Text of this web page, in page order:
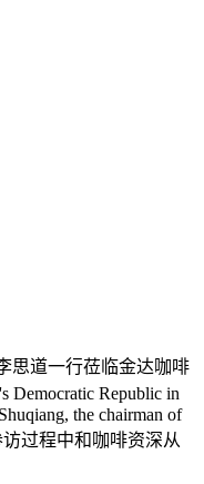
思道一行莅临金达咖啡
Democratic Republic in
the chairman of
访过程中和咖啡资深从